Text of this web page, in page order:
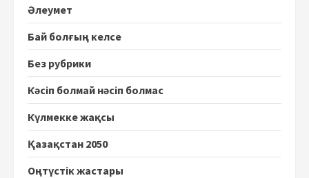
Әлеумет
Бай болғың келсе
Без рубрики
Кәсіп болмай нәсіп болмас
Күлмекке жақсы
Қазақстан 2050
Оңтүстік жастары